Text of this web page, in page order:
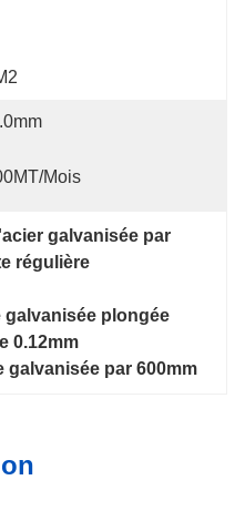
mois
galvanisée par
régulière
galvanisée plongée
0.12mm
galvanisée par 600mm